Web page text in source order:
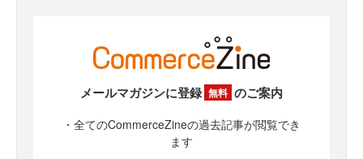
メールマガジンに登録 無料 のご案内
・全てのCommerceZineの過去記事が閲覧でき
ます